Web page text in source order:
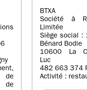
de
BTXA
Société à
Limitée
Siège social :
Bénard Bodie
10600 La
Luc
482 663 374
Activité :